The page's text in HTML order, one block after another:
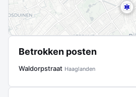
Betrokken posten
Waldorpstraat Haaglanden